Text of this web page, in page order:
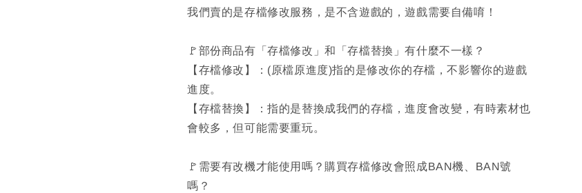
我們賣的是存檔修改服務，是不含遊戲的，遊戲需要自備唷！
🚩部份商品有「存檔修改」和「存檔替換」有什麼不一樣？
【存檔修改】：(原檔原進度)指的是修改你的存檔，不影響你的遊戲
進度。
【存檔替換】：指的是替換成我們的存檔，進度會改變，有時素材也
會較多，但可能需要重玩。
🚩需要有改機才能使用嗎？購買存檔修改會照成BAN機、BAN號
嗎？